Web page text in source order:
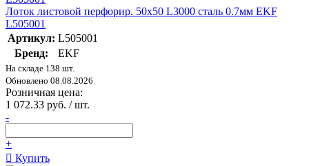
Лоток листовой перфорир. 50х50 L3000 сталь 0.7мм EKF
L505001
Артикул: L505001
Бренд:
EKF
На складе 138 шт.
Обновлено 08.08.2026
Розничная цена:
1 072.33 руб. / шт.
-
+
Купить